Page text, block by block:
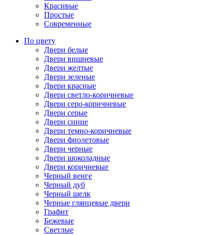
Красивые
Простые
Современные
По цвету
Двери белые
Двери вишневые
Двери желтые
Двери зеленые
Двери красные
Двери светло-коричневые
Двери серо-коричневые
Двери серые
Двери синие
Двери темно-коричневые
Двери фиолетовые
Двери черные
Двери шоколадные
Двери коричневые
Черный венге
Черный дуб
Черный шелк
Черные глянцевые двери
Графит
Бежевые
Светлые